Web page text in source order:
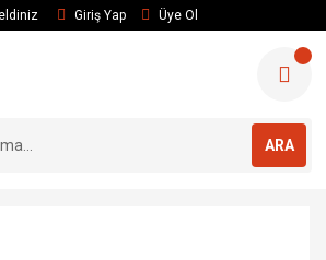
Giriş Yap Üye Ol
ARA